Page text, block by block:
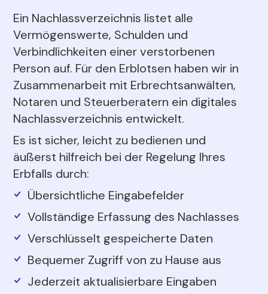
Ein Nachlassverzeichnis listet alle
Vermögenswerte, Schulden und
Verbindlichkeiten einer verstorbenen
Person auf. Für den Erblotsen haben wir in
Zusammenarbeit mit Erbrechtsanwälten,
Notaren und Steuerberatern ein digitales
Nachlassverzeichnis entwickelt.
Es ist sicher, leicht zu bedienen und
äußerst hilfreich bei der Regelung Ihres
Erbfalls durch:
Übersichtliche Eingabefelder
Vollständige Erfassung des Nachlasses
Verschlüsselt gespeicherte Daten
Bequemer Zugriff von zu Hause aus
Jederzeit aktualisierbare Eingaben